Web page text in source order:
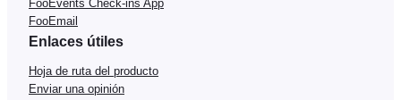
FooEvents Check-ins App
FooEmail
Enlaces útiles
Hoja de ruta del producto
Enviar una opinión